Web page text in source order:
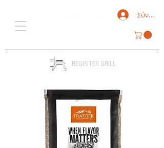
Σύνδεση
REGISTER GRILL